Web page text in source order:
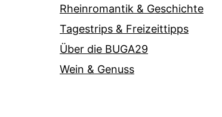
Rheinromantik & Geschichte
Tagestrips & Freizeittipps
Über die BUGA29
Wein & Genuss